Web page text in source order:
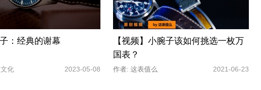
：经典的谢幕
文化 2023-05-08
【视频】小腕子该如何挑选一枚万
国表？
作者: 这表值么 2021-06-23